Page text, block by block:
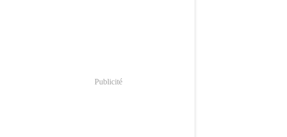
Publicité